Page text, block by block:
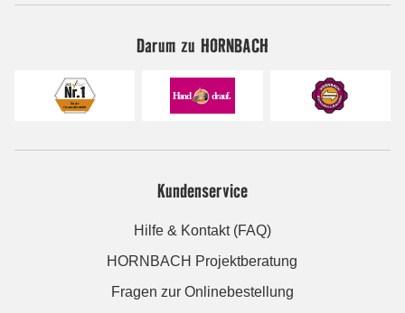
Darum zu HORNBACH
Kundenservice
Hilfe & Kontakt (FAQ)
HORNBACH Projektberatung
Fragen zur Onlinebestellung